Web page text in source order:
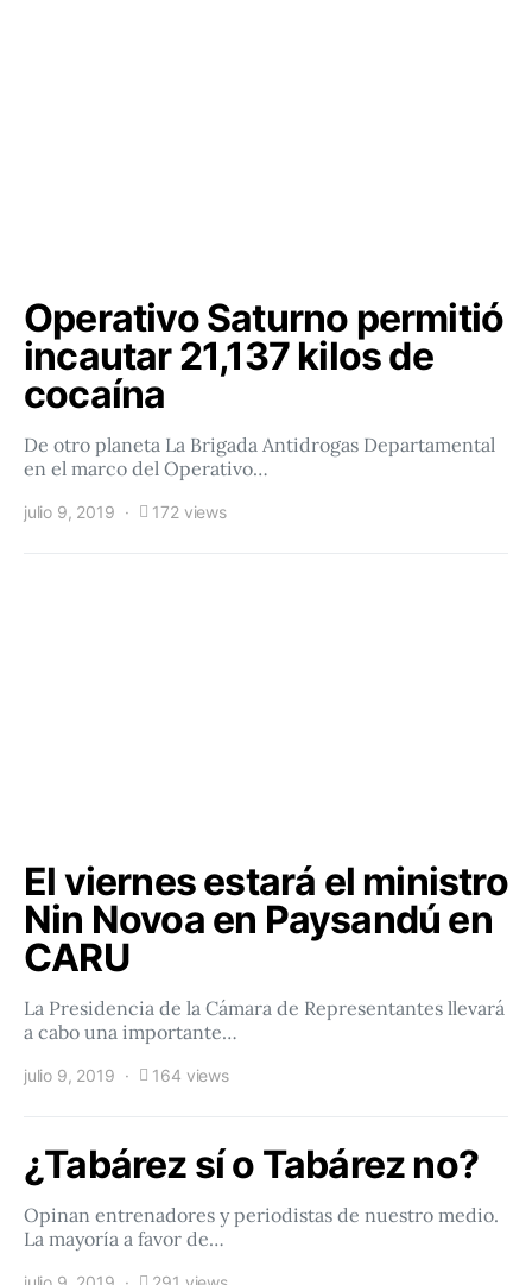
Operativo Saturno permitió
incautar 21,137 kilos de
cocaína
De otro planeta La Brigada Antidrogas Departamental
en el marco del Operativo…
julio 9, 2019 172 views
El viernes estará el ministro
Nin Novoa en Paysandú en
CARU
La Presidencia de la Cámara de Representantes llevará
a cabo una importante…
julio 9, 2019 164 views
¿Tabárez sí o Tabárez no?
Opinan entrenadores y periodistas de nuestro medio.
La mayoría a favor de…